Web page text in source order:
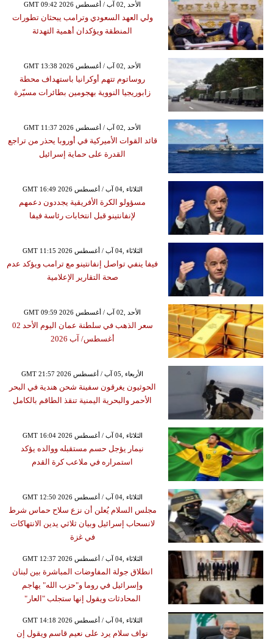
GMT 09:42 2026 الأحد ,02 آب / أغسطس
ولي العهد السعودي وترامب يبحثان تطورات
المنطقة ويؤكدان أهمية التهدئة
GMT 13:38 2026 الأحد ,02 آب / أغسطس
روساتوم تتهم أوكرانيا باستهداف محطة
زابوريجيا النووية بهجومين بطائرات مسيّرة
GMT 11:37 2026 الأحد ,02 آب / أغسطس
قائد القوات الأميركية في أوروبا يحذر من تراجع
القدرة على حماية إسرائيل
GMT 16:49 2026 الثلاثاء ,04 آب / أغسطس
مسؤولو الكرة الأفريقية يجددون دعمهم
لإنفانتينو قبل انتخابات رئاسة فيفا
GMT 11:15 2026 الثلاثاء ,04 آب / أغسطس
فيفا ينفي تواصل إنفانتينو مع ترامب ويؤكد عدم
صحة التقارير الإعلامية
GMT 09:59 2026 الأحد ,02 آب / أغسطس
سعر الذهب في سلطنة عمان اليوم الأحد 02
أغسطس/ آب 2026
GMT 21:57 2026 الأربعاء ,05 آب / أغسطس
الحوثيون يغرقون سفينة شحن هندية في البحر
الأحمر والبحرية اليمنية تنقذ الطاقم بالكامل
GMT 16:04 2026 الثلاثاء ,04 آب / أغسطس
نيمار يؤجل حسم مستقبله ووالده يؤكد
استمراره في ملاعب كرة القدم
GMT 12:50 2026 الثلاثاء ,04 آب / أغسطس
مجلس السلام يُعلن أن نزع سلاح حماس شرط
لانسحاب إسرائيل وبيان ثلاثي يدين الانتهاكات
في غزة
GMT 12:37 2026 الثلاثاء ,04 آب / أغسطس
انطلاق جولة المفاوضات المباشرة بين لبنان
وإسرائيل في روما و"حزب الله" يهاجم
المحادثات ويقول إنها ستجلب "العار"
GMT 14:18 2026 الثلاثاء ,04 آب / أغسطس
نواف سلام يرد على نعيم قاسم ويقول إن